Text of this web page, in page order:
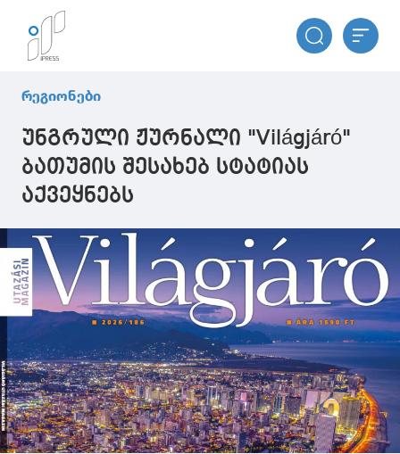
რეგიონები
უნგრული ჟურნალი "Világjáró"
ბათუმის შესახებ სტატიას
აქვეყნებს